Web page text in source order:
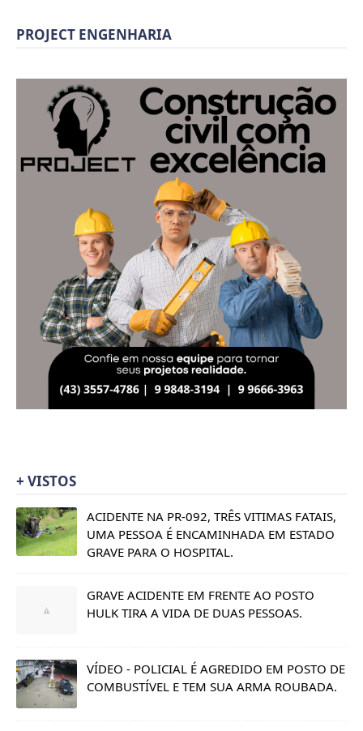
PROJECT ENGENHARIA
+ VISTOS
ACIDENTE NA PR-092, TRÊS VITIMAS FATAIS,
UMA PESSOA É ENCAMINHADA EM ESTADO
GRAVE PARA O HOSPITAL.
GRAVE ACIDENTE EM FRENTE AO POSTO
HULK TIRA A VIDA DE DUAS PESSOAS.
VÍDEO - POLICIAL É AGREDIDO EM POSTO DE
COMBUSTÍVEL E TEM SUA ARMA ROUBADA.